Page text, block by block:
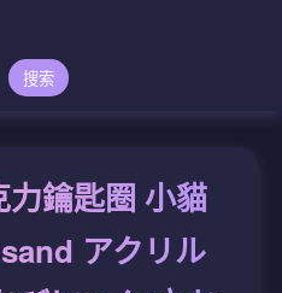
搜索
鑰匙圈 小貓
アクリル